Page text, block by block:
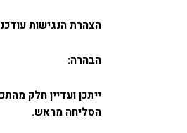
הצהרת הנגישות עודכנה
הבהרה:
ייתכן ועדיין חלק
הסליחה מראש.